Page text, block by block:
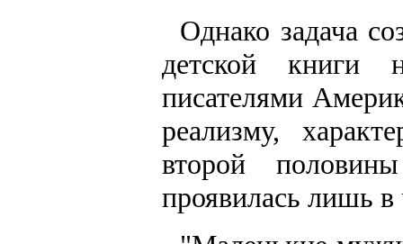
Однако задача
детской книги
писателями
реализму,
второй
проявилась лишь